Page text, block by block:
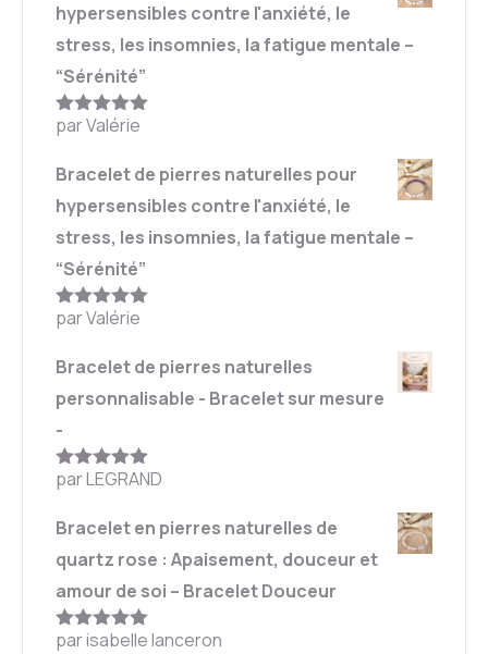
hypersensibles contre l'anxiété, le
stress, les insomnies, la fatigue mentale –
“Sérénité”
Note5sur
par Valérie
Bracelet de pierres naturelles pour
hypersensibles contre l'anxiété, le
stress, les insomnies, la fatigue mentale –
“Sérénité”
Note5sur
par Valérie
Bracelet de pierres naturelles
personnalisable - Bracelet sur mesure
-
Note5sur
par LEGRAND
Bracelet en pierres naturelles de
quartz rose : Apaisement, douceur et
amour de soi – Bracelet Douceur
Note5sur
par isabelle lanceron